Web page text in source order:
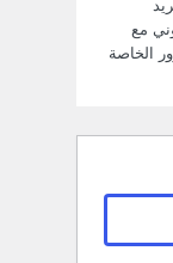
مع
الخاصة